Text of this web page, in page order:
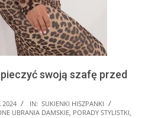
swoją szafę przed
2024 IN: SUKIENKI HISZPANKI
UBRANIA DAMSKIE, PORADY STYLISTKI,